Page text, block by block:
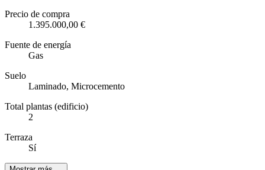
Precio de compra
1.395.000,00 €
Fuente de energía
Gas
Suelo
Laminado, Microcemento
Total plantas (edificio)
2
Terraza
Sí